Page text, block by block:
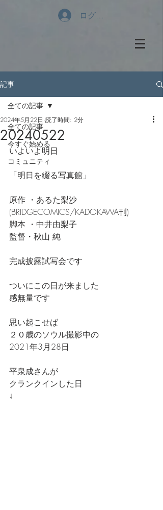
ログイン
記事
全ての記事
今すぐ始める
コミュニティ
全ての記事
20240522
2024年5月22日 読了時間: 2分
いよいよ明日
「明日を綴る写真館」
原作 ・あるた梨沙
(BRIDGECOMICS/KADOKAWA刊)
脚本 ・中井由梨子
監督・秋山 純
完成披露試写会です
ついにこの日が来ました
感無量です
思い起こせば
２０歳のソウル撮影中の
2021年3月28日
平泉成さんが
クランクインした日
↓